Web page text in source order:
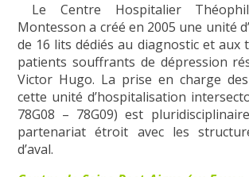
Le Centre Hospitalier
Montesson a créé en 2005 une unité
de 16 lits dédiés au diagnostic et aux
patients souffrants de dépression
Victor Hugo. La prise en charge
cette unité d’hospitalisation
78G08 – 78G09) est
partenariat étroit avec les
d’aval.